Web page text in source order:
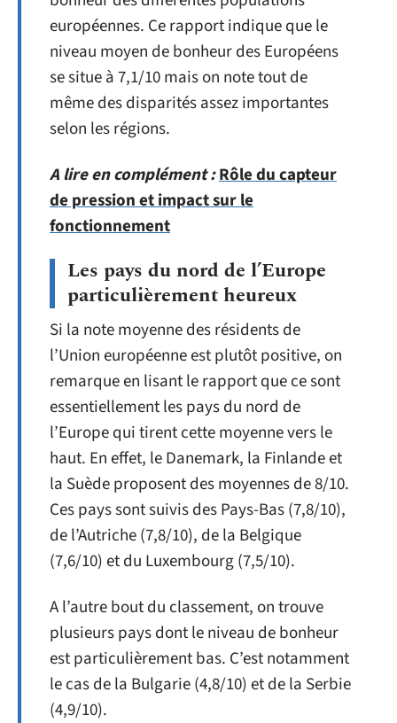
européennes. Ce rapport indique que le
niveau moyen de bonheur des Européens
se situe à 7,1/10 mais on note tout de
même des disparités assez importantes
selon les régions.
A lire en complément :Rôle du capteur
de pression et impact sur le
fonctionnement
Les pays du nord de l’Europe
particulièrement heureux
Si la note moyenne des résidents de
l’Union européenne est plutôt positive, on
remarque en lisant le rapport que ce sont
essentiellement les pays du nord de
l’Europe qui tirent cette moyenne vers le
haut. En effet, le Danemark, la Finlande et
la Suède proposent des moyennes de 8/10.
Ces pays sont suivis des Pays-Bas (7,8/10),
de l’Autriche (7,8/10), de la Belgique
(7,6/10) et du Luxembourg (7,5/10).
A l’autre bout du classement, on trouve
plusieurs pays dont le niveau de bonheur
est particulièrement bas. C’est notamment
le cas de la Bulgarie (4,8/10) et de la Serbie
(4,9/10).